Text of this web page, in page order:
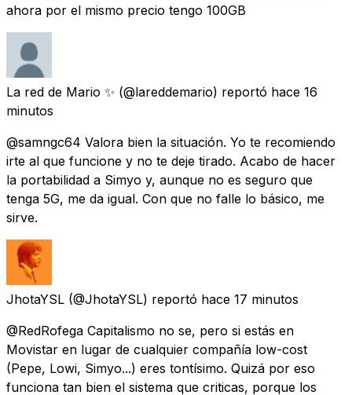
ahora por el mismo precio tengo 100GB
La red de Mario ✨ (@lareddemario) reportó hace 16
minutos
@samngc64 Valora bien la situación. Yo te recomiendo
irte al que funcione y no te deje tirado. Acabo de hacer
la portabilidad a Simyo y, aunque no es seguro que
tenga 5G, me da igual. Con que no falle lo básico, me
sirve.
JhotaYSL (@JhotaYSL) reportó hace 17 minutos
@RedRofega Capitalismo no se, pero si estás en
Movistar en lugar de cualquier compañía low-cost
(Pepe, Lowi, Simyo...) eres tontísimo. Quizá por eso
funciona tan bien el sistema que criticas, porque los